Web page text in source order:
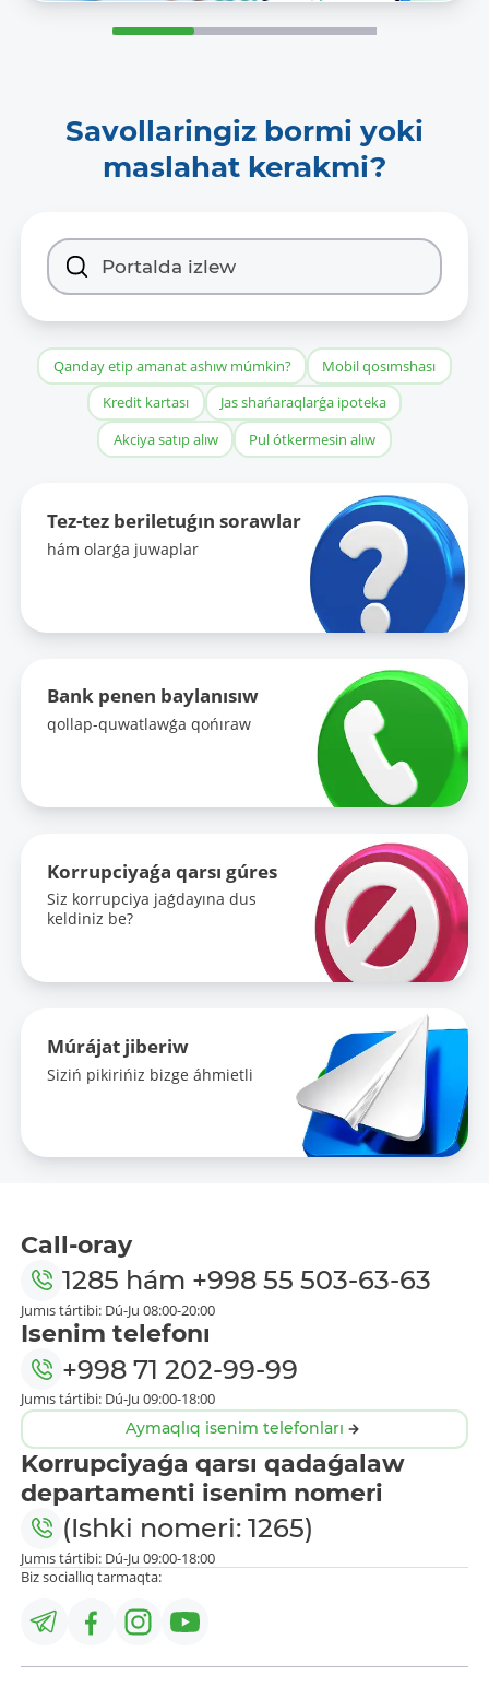
Savollaringiz bormi yoki
maslahat kerakmi?
Qanday etip amanat ashıw múmkin?
Mobil qosımshası
Kredit kartası
Jas shańaraqlarǵa ipoteka
Akciya satıp alıw
Pul ótkermesin alıw
Tez-tez beriletuǵın sorawlar
hám olarǵa juwaplar
Bank penen baylanısıw
qollap-quwatlawǵa qońıraw
Korrupciyaǵa qarsı gúres
Siz korrupciya jaǵdayına dus
keldiniz be?
Múrájat jiberiw
Siziń pikirińiz bizge áhmietli
Call-oray
1285 hám +998 55 503-63-63
Jumıs tártibi: Dú-Ju 08:00-20:00
Isenim telefonı
+998 71 202-99-99
Jumıs tártibi: Dú-Ju 09:00-18:00
Aymaqlıq isenim telefonları
Korrupciyaǵa qarsı qadaǵalaw
departamenti isenim nomeri
(Ishki nomeri: 1265)
Jumıs tártibi: Dú-Ju 09:00-18:00
Biz sociallıq tarmaqta: